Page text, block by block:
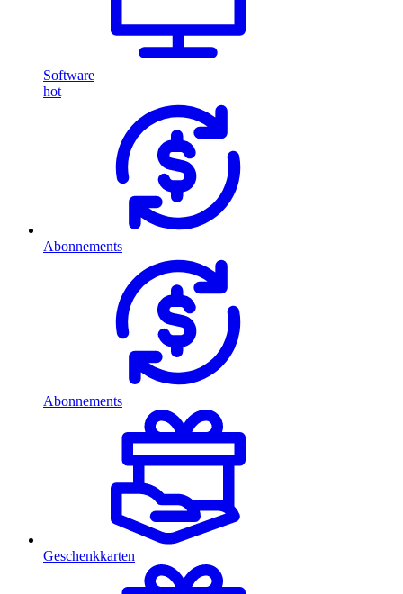
Software
hot
Abonnements
Abonnements
Geschenkkarten